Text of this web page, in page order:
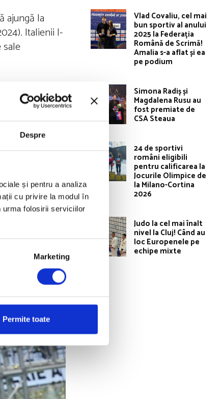
Despre
și pentru a analiza
cu privire la modul în
urma folosirii serviciilor
Marketing
Permite toate
ajungă la
Italienii l-
Vlad Covaliu, cel mai
bun sportiv al anului
2025 la Federația
Română de Scrimă!
Amalia s-a aflat și ea
pe podium
Simona Radiș și
Magdalena Rusu au
fost premiate de
CSA Steaua
24 de sportivi
români eligibili
pentru calificarea la
Jocurile Olimpice de
la Milano-Cortina
2026
Judo la cel mai înalt
nivel la Cluj! Când au
loc Europenele pe
echipe mixte